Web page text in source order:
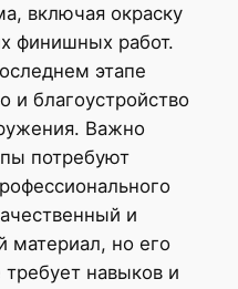
включая окраску
финишных работ.
этапе
и благоустройство
Важно
потребуют
и
материал, но его
требует навыков и